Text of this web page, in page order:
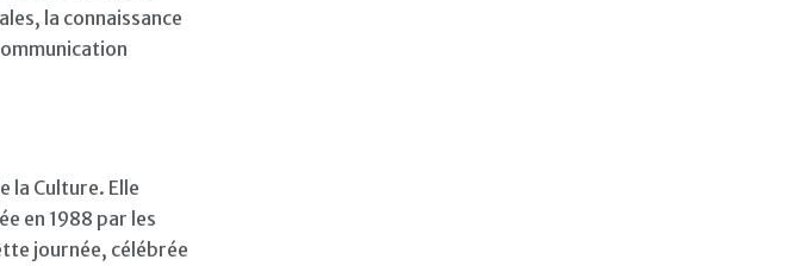
la connaissance
la Culture. Elle
en 1988 par les
journée, célébrée